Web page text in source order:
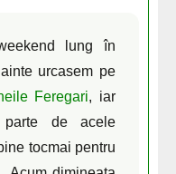
lung în
urcasem pe
Feregari, iar
parte de acele
tocmai pentru